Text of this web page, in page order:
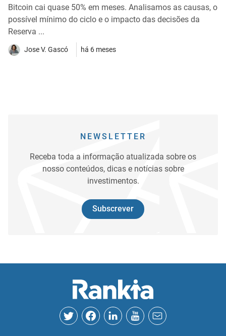
Bitcoin cai quase 50% em meses. Analisamos as causas, o
possível mínimo do ciclo e o impacto das decisões da
Reserva ...
Jose V. Gascó há 6 meses
NEWSLETTER
Receba toda a informação atualizada sobre os
nosso conteúdos, dicas e notícias sobre
investimentos.
Subscrever